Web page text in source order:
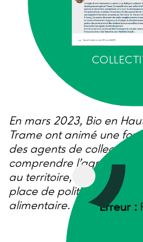
Erreur :
En mars 2023, Bio en
Trame ont animé une
des agents de
comprendre l’agriculture
au territoire, dans la
place de politiques de
alimentaire.